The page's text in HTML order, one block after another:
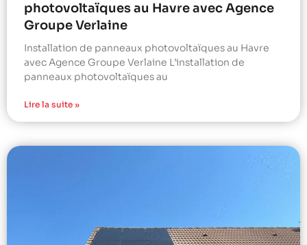
photovoltaïques au Havre avec Agence
Groupe Verlaine
Installation de panneaux photovoltaïques au Havre
avec Agence Groupe Verlaine L’installation de
panneaux photovoltaïques au
Lire la suite »